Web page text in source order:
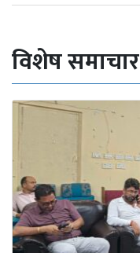
विशेष समाचार